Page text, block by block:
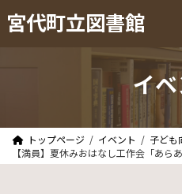
ン
ビ宮代町立図書館
イ
トップページ イベント
子ども
【満員】夏休みおはなし工作会「あら